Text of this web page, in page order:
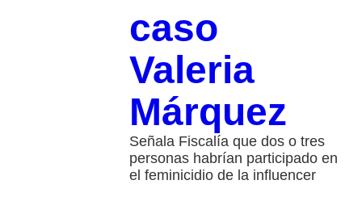
caso
Valeria
Márquez
Señala Fiscalía que dos o tres
personas habrían participado en
el feminicidio de la influencer